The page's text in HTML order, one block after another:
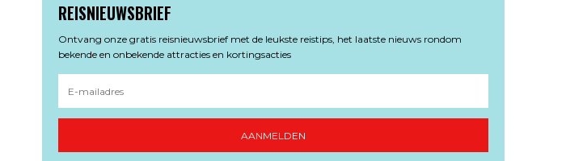
REISNIEUWSBRIEF
Ontvang onze gratis reisnieuwsbrief met de leukste reistips, het laatste nieuws rondom
bekende en onbekende attracties en kortingsacties
AANMELDEN